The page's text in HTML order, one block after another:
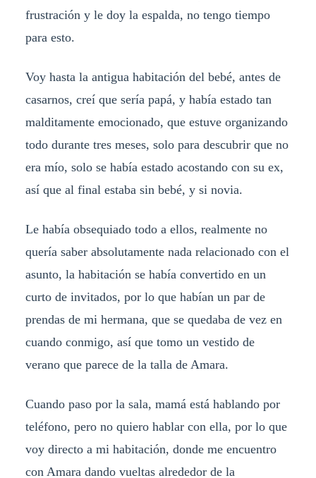
frustración y le doy la espalda, no tengo tiempo
para esto.
Voy hasta la antigua habitación del bebé, antes de
casarnos, creí que sería papá, y había estado tan
malditamente emocionado, que estuve organizando
todo durante tres meses, solo para descubrir que no
era mío, solo se había estado acostando con su ex,
así que al final estaba sin bebé, y si novia.
Le había obsequiado todo a ellos, realmente no
quería saber absolutamente nada relacionado con el
asunto, la habitación se había convertido en un
curto de invitados, por lo que habían un par de
prendas de mi hermana, que se quedaba de vez en
cuando conmigo, así que tomo un vestido de
verano que parece de la talla de Amara.
Cuando paso por la sala, mamá está hablando por
teléfono, pero no quiero hablar con ella, por lo que
voy directo a mi habitación, donde me encuentro
con Amara dando vueltas alrededor de la